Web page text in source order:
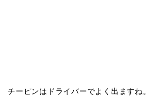
チーピンはドライバーでよく出ますね。